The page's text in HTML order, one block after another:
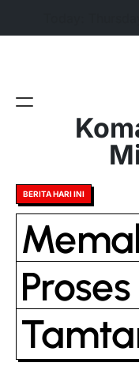
Posted
in
BERITA HARI INI